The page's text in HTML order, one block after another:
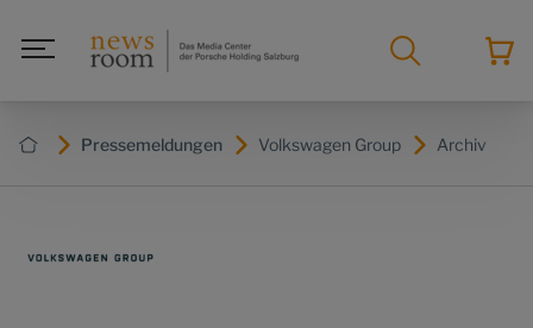
Pressemeldungen Volkswagen Group Archiv